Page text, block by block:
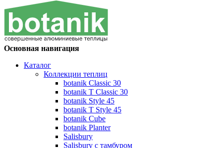
Основная навигация
Каталог
Коллекции теплиц
botanik Classic 30
botanik T Classic 30
botanik Style 45
botanik Т Style 45
botanik Cube
botanik Planter
Salisbury
Salisbury с тамбуром